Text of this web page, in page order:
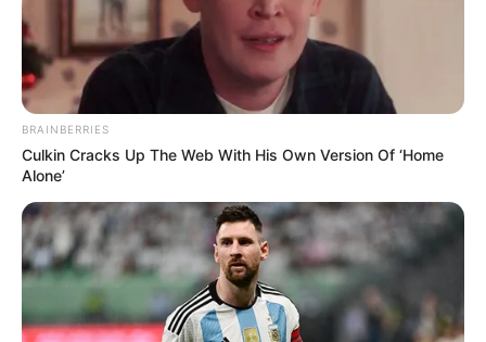
10 Tallest Women You Won't Believe Exist
BRAINBERRIES
BRAINBERRIES
Culkin Cracks Up The Web With His Own Version Of ‘Home
Alone’